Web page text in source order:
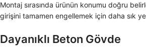
Montaj sırasında ürünün konumu doğru
girişini tamamen engellemek için daha sık
Dayanıklı Beton Gövde